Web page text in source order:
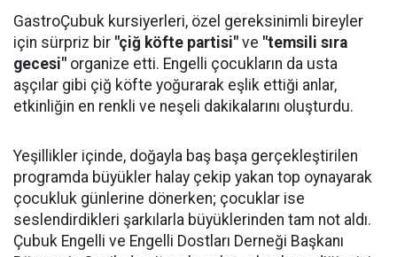
GastroÇubuk kursiyerleri, özel gereksinimli bireyler
için sürpriz bir "çiğ köfte partisi" ve "temsili sıra
gecesi" organize etti. Engelli çocukların da usta
aşçılar gibi çiğ köfte yoğurarak eşlik ettiği anlar,
etkinliğin en renkli ve neşeli dakikalarını oluşturdu.
Yeşillikler içinde, doğayla baş başa gerçekleştirilen
programda büyükler halay çekip yakan top oynayarak
çocukluk günlerine dönerken; çocuklar ise
seslendirdikleri şarkılarla büyüklerinden tam not aldı.
Çubuk Engelli ve Engelli Dostları Derneği Başkanı